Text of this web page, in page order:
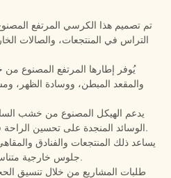
تم تصميم هذا الكرسي المرتفع
التراس في المنتجعات، والصالات
يُوفر إطارها المرتفع المصنوع
والمقعد المبطن، ووسادة الظهر،
يدعم الهيكل المصنوع من خشب
الوسائد المنجدة على تحسين الراحة في مناطق البار المواجهة للضيوف.
يساعد ذلك المنتجعات والفنادق
جلوس خارجية متناسقة في البارات ذات مظهر طبيعي.